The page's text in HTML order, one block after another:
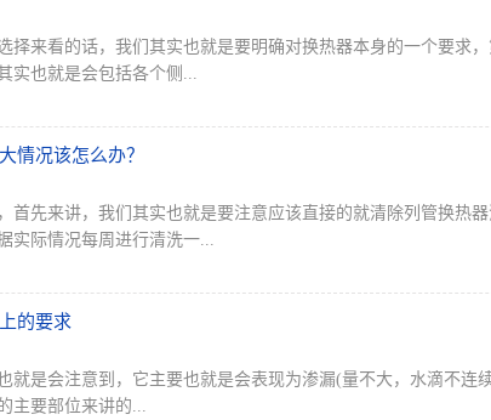
择来看的话，我们其实也就是要明确对换热器本身的一个要求
实也就是会包括各个侧...
情况该怎么办？
首先来讲，我们其实也就是要注意应该直接的就清除列管换热
实际情况每周进行清洗一...
的要求
就是会注意到，它主要也就是会表现为渗漏(量不大，水滴不
主要部位来讲的...